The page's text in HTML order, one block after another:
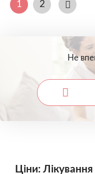
1 2
Не
Ціни: Лікування